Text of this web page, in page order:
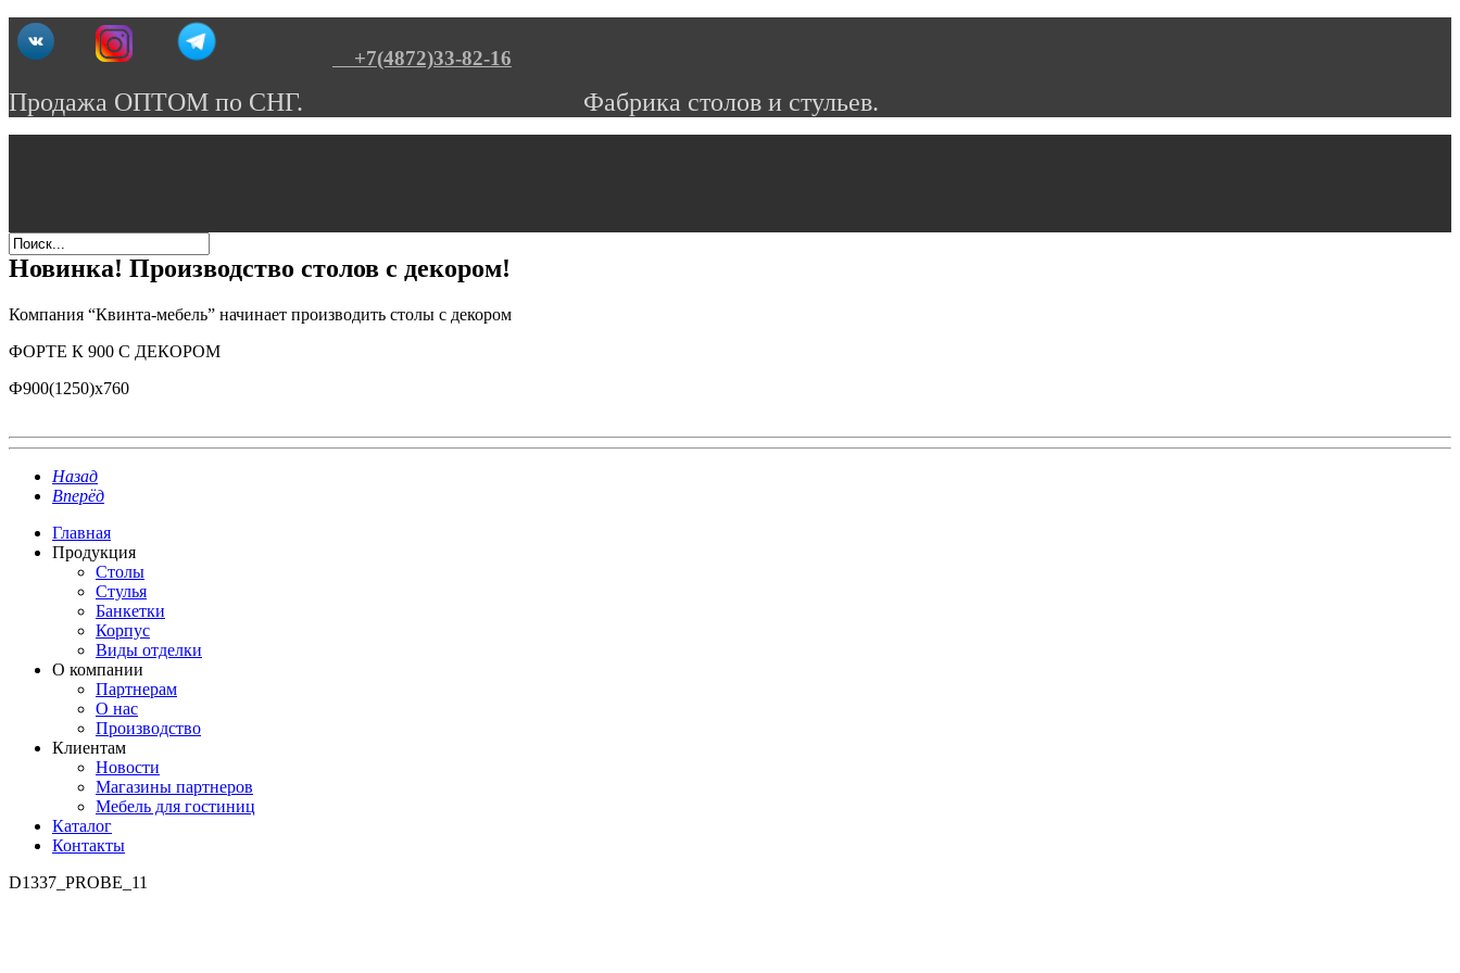
+7(4872)33-82-16
Продажа ОПТОМ по СНГ. Фабрика столов и стульев.
Новинка! Производство столов с декором!
Компания “Квинта-мебель” начинает производить столы с декором
ФОРТЕ К 900 С ДЕКОРОМ
Ф900(1250)х760
Назад
Вперёд
Главная
Продукция
Столы
Стулья
Банкетки
Корпус
Виды отделки
О компании
Партнерам
О нас
Производство
Клиентам
Новости
Магазины партнеров
Мебель для гостиниц
Каталог
Контакты